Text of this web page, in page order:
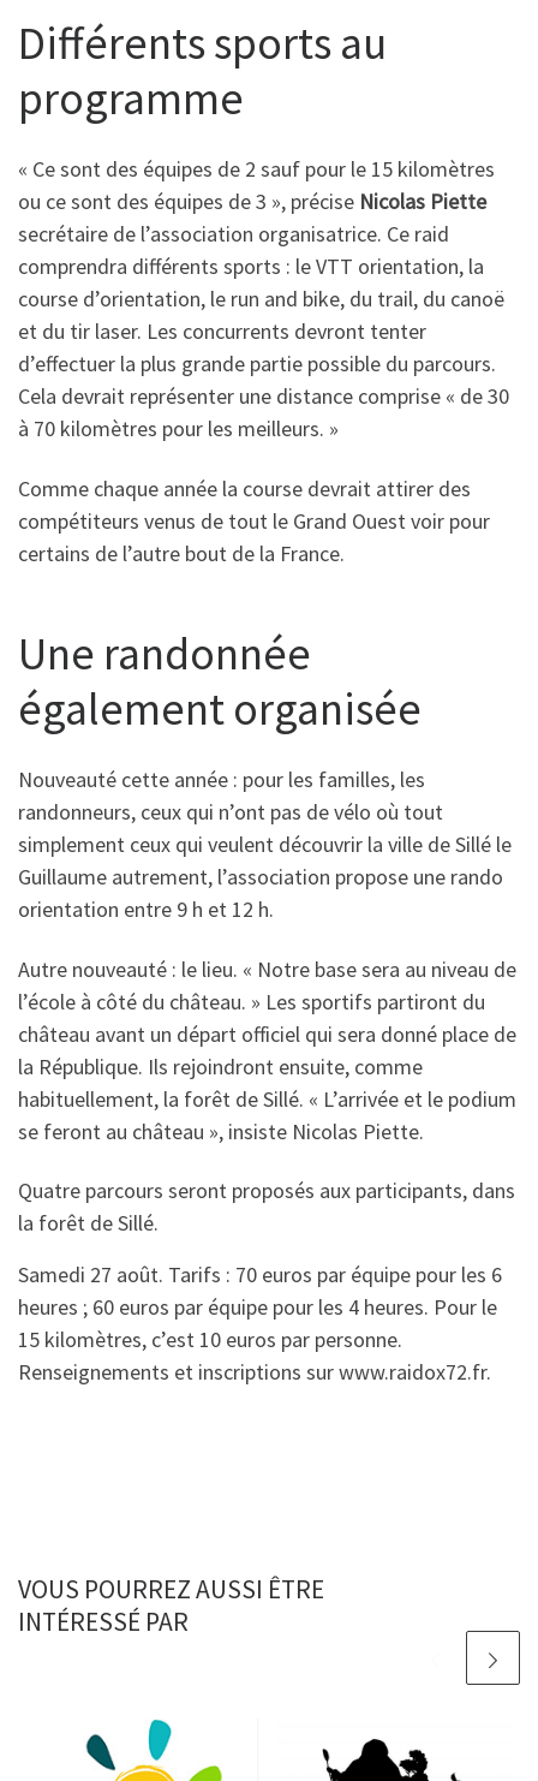
Différents sports au
programme
« Ce sont des équipes de 2 sauf pour le 15 kilomètres
ou ce sont des équipes de 3 », précise Nicolas Piette
secrétaire de l’association organisatrice. Ce raid
comprendra différents sports : le VTT orientation, la
course d’orientation, le run and bike, du trail, du canoë
et du tir laser. Les concurrents devront tenter
d’effectuer la plus grande partie possible du parcours.
Cela devrait représenter une distance comprise « de 30
à 70 kilomètres pour les meilleurs. »
Comme chaque année la course devrait attirer des
compétiteurs venus de tout le Grand Ouest voir pour
certains de l’autre bout de la France.
Une randonnée
également organisée
Nouveauté cette année : pour les familles, les
randonneurs, ceux qui n’ont pas de vélo où tout
simplement ceux qui veulent découvrir la ville de Sillé le
Guillaume autrement, l’association propose une rando
orientation entre 9 h et 12 h.
Autre nouveauté : le lieu. « Notre base sera au niveau de
l’école à côté du château. » Les sportifs partiront du
château avant un départ officiel qui sera donné place de
la République. Ils rejoindront ensuite, comme
habituellement, la forêt de Sillé. « L’arrivée et le podium
se feront au château », insiste Nicolas Piette.
Quatre parcours seront proposés aux participants, dans
la forêt de Sillé.
Samedi 27 août. Tarifs : 70 euros par équipe pour les 6
heures ; 60 euros par équipe pour les 4 heures. Pour le
15 kilomètres, c’est 10 euros par personne.
Renseignements et inscriptions sur www.raidox72.fr.
VOUS POURREZ AUSSI ÊTRE
INTÉRESSÉ PAR